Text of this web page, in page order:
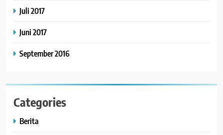
Juli 2017
Juni 2017
September 2016
Categories
Berita